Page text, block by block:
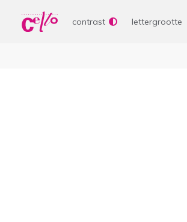
contrast lettergrootte
Vrije tijd